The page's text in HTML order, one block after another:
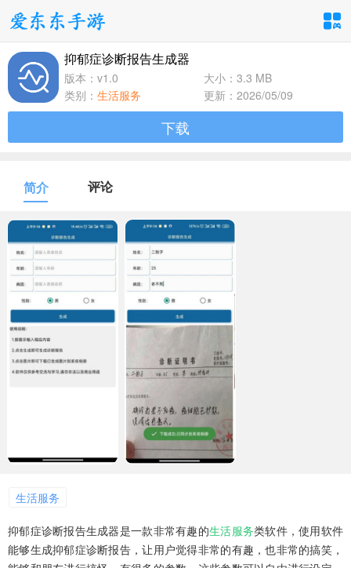
手游分类
卡牌回合
1百+款手游
1百+款手游
体育竞速
1百+款手游
冒险解谜
1百+款手游
音乐舞蹈
1百+款手游
儿童教育
1百+款手游
抑郁症诊断报告生成器
版本：v1.0
大小：3.3 MB
类别： 生活服务 更新：2026/05/09
下载
简介 评论
生活服务
抑郁症诊断报告生成器是一款非常有趣的生活服务类软件，使用软件
能够生成抑郁症诊断报告，让用户觉得非常的有趣，也非常的搞笑，